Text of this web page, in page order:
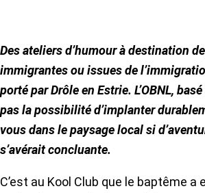
Des ateliers d’humour à destination
immigrantes ou issues de
porté par Drôle en Estrie. L’OBNL, basé
pas la possibilité d’implanter
vous dans le paysage local si
s’avérait concluante.
C’est au Kool Club que le baptême a